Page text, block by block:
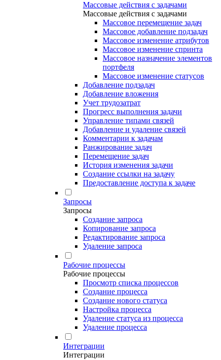
Массовые действия с задачами
Массовые действия с задачами
Массовое перемещение задач
Массовое добавление подзадач
Массовое изменение атрибутов
Массовое изменение спринта
Массовое назначение элементов
портфеля
Массовое изменение статусов
Добавление подзадач
Добавление вложения
Учет трудозатрат
Прогресс выполнения задачи
Управление типами связей
Добавление и удаление связей
Комментарии к задачам
Ранжирование задач
Перемещение задач
История изменения задачи
Создание ссылки на задачу
Предоставление доступа к задаче
Запросы
Запросы
Создание запроса
Копирование запроса
Редактирование запроса
Удаление запроса
Рабочие процессы
Рабочие процессы
Просмотр списка процессов
Создание процесса
Создание нового статуса
Настройка процесса
Удаление статуса из процесса
Удаление процесса
Интеграции
Интеграции